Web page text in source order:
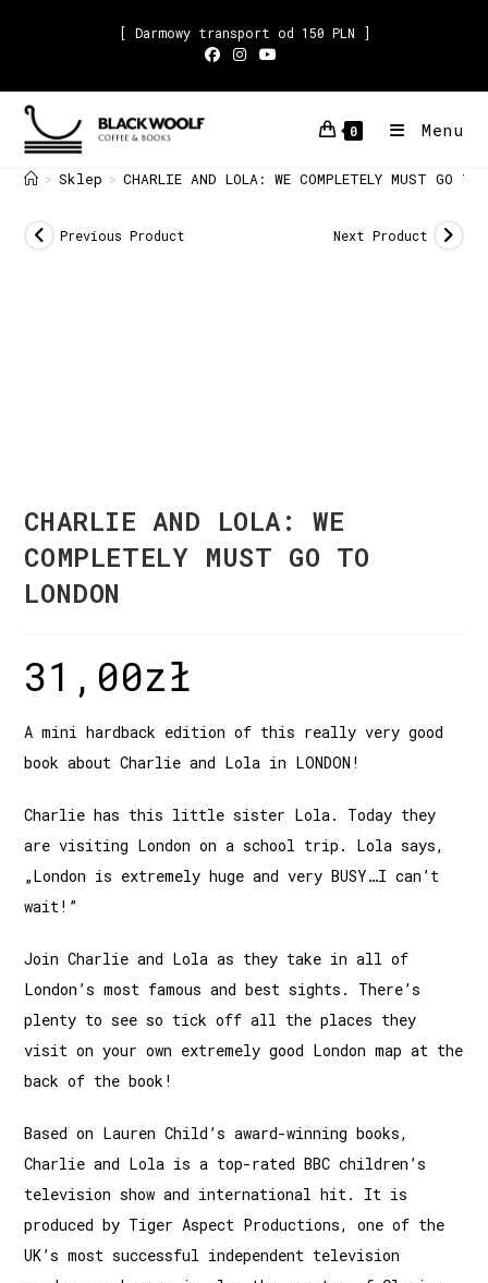
[ Darmowy transport od 150 PLN ]
0 Menu
> Sklep > CHARLIE AND LOLA: WE COMPLETELY MUST GO TO
Previous Product Next Product
CHARLIE AND LOLA: WE
COMPLETELY MUST GO TO
LONDON
31,00zł
A mini hardback edition of this really very good
book about Charlie and Lola in LONDON!
Charlie has this little sister Lola. Today they
are visiting London on a school trip. Lola says,
„London is extremely huge and very BUSY…I can’t
wait!”
Join Charlie and Lola as they take in all of
London’s most famous and best sights. There’s
plenty to see so tick off all the places they
visit on your own extremely good London map at the
back of the book!
Based on Lauren Child’s award-winning books,
Charlie and Lola is a top-rated BBC children’s
television show and international hit. It is
produced by Tiger Aspect Productions, one of the
UK’s most successful independent television